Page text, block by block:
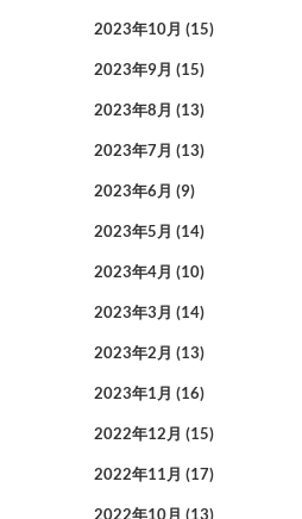
2023年10月 (15)
2023年9月 (15)
2023年8月 (13)
2023年7月 (13)
2023年6月 (9)
2023年5月 (14)
2023年4月 (10)
2023年3月 (14)
2023年2月 (13)
2023年1月 (16)
2022年12月 (15)
2022年11月 (17)
2022年10月 (13)